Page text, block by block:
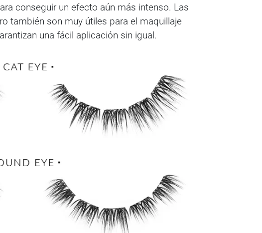
conseguir un efecto aún más intenso. Las
también son muy útiles para el maquillaje
una fácil aplicación sin igual.